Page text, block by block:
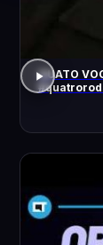
QUATO